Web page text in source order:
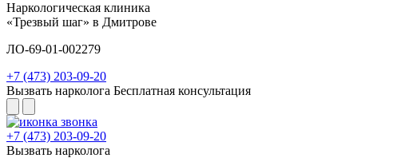
Наркологическая клиника
«Трезвый шаг» в Дмитрове
ЛО-69-01-002279
+7 (473) 203-09-20
Вызвать нарколога Бесплатная консультация
+7 (473) 203-09-20
Вызвать нарколога